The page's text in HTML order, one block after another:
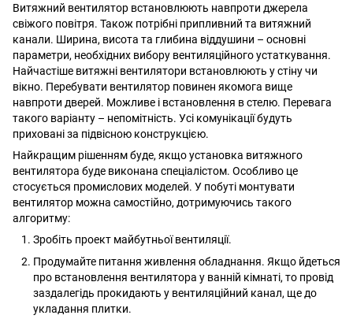
Витяжний вентилятор встановлюють навпроти джерела
свіжого повітря. Також потрібні припливний та витяжний
канали. Ширина, висота та глибина віддушини – основні
параметри, необхідних вибору вентиляційного устаткування.
Найчастіше витяжні вентилятори встановлюють у стіну чи
вікно. Перебувати вентилятор повинен якомога вище
навпроти дверей. Можливе і встановлення в стелю. Перевага
такого варіанту – непомітність. Усі комунікації будуть
приховані за підвісною конструкцією.
Найкращим рішенням буде, якщо установка витяжного
вентилятора буде виконана спеціалістом. Особливо це
стосується промислових моделей. У побуті монтувати
вентилятор можна самостійно, дотримуючись такого
алгоритму:
Зробіть проект майбутньої вентиляції.
Продумайте питання живлення обладнання. Якщо йдеться
про встановлення вентилятора у ванній кімнаті, то провід
заздалегідь прокидають у вентиляційний канал, ще до
укладання плитки.